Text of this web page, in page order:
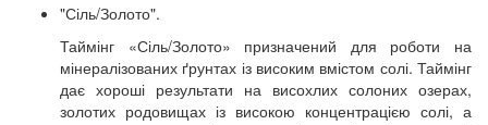
"Сіль/Золото".
Таймінг «Сіль/Золото» призначений для роботи на
мінералізованих ґрунтах із високим вмістом солі. Таймінг
дає хороші результати на висохлих солоних озерах,
золотих родовищах із високою концентрацією солі, а